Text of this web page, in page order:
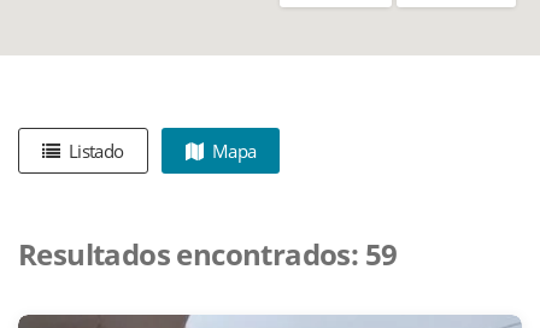
Listado Mapa
Resultados encontrados: 59